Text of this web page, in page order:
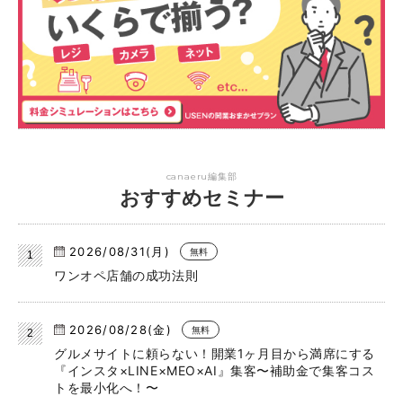
canaeru編集部
おすすめセミナー
2026/08/31(月) 無料
ワンオペ店舗の成功法則
2026/08/28(金) 無料
グルメサイトに頼らない！開業1ヶ月目から満席にする
『インスタ×LINE×MEO×AI』集客〜補助金で集客コス
トを最小化へ！〜